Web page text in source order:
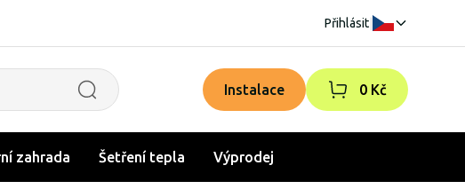
Přihlásit
Instalace 0 Kč
zahrada Šetření tepla Výprodej